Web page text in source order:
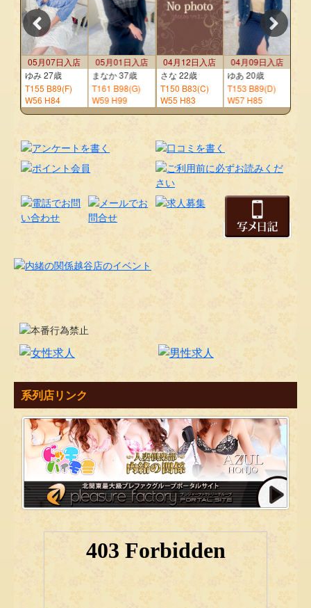
5等 2,000円 60本
001 011 020 025 030
036 049 080 081 092
139
166 188 190 196
210 211 228 238 234
295
309 315 326
377 391 395
415 425 438 443 449
452 460 468 470 472
473 482 488 492 495
※当選番号の確認は必ずお手元の控えと照らし合わせてくださ
い。
© 2026 年末宝くじ事務局
05月07日入店
ゆみ 27歳
T155 B89(F)
W56 H84
05月01日入店
まなか 37歳
T161 B98(G)
W59 H99
04月12日入店
さな 22歳
T150 B83(C)
W55 H83
04月09日入店
ゆあ 20歳
T153 B89(D)
W57 H85
系列店リンク